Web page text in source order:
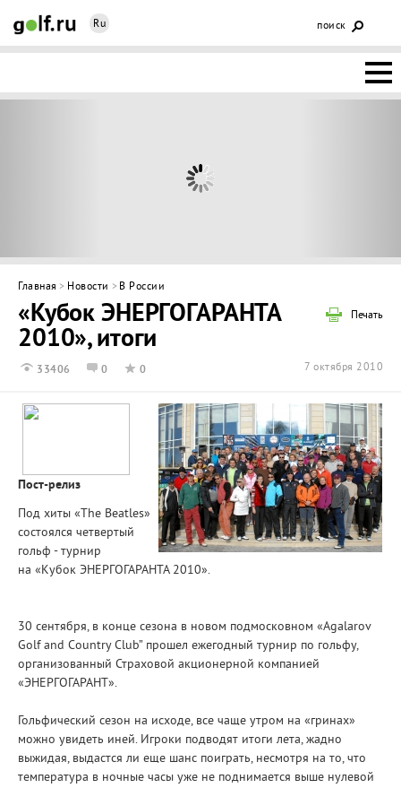
Ru поиск
ГОЛЬФ-
ИНТЕРАКТИВ
Главная > Новости > В России
Печать
«Кубок ЭНЕРГОГАРАНТА
2010», итоги
33406 0 0 7 октября 2010
Пост-релиз
Под хиты «The Beatles»
cостоялся четвертый
гольф - турнир
на «Кубок ЭНЕРГОГАРАНТА 2010».
30 сентября, в конце сезона в новом подмосковном «Agalarov
Golf and Country Club” прошел ежегодный турнир по гольфу,
организованный Страховой акционерной компанией
«ЭНЕРГОГАРАНТ».
Гольфический сезон на исходе, все чаще утром на «гринах»
можно увидеть иней. Игроки подводят итоги лета, жадно
выжидая, выдастся ли еще шанс поиграть, несмотря на то, что
температура в ночные часы уже не поднимается выше нулевой